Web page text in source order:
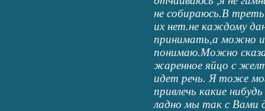
не собираюсь.В
их нет.не каждому
принимать,а можно
понимаю.Можно
жаренное яйцо с
идет речь. Я тоже
привлечь какие
ладно мы так с Вами